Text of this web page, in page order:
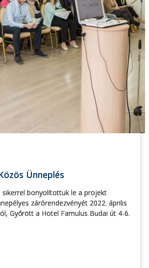
Ünneplés
sikerrel bonyolítottuk le a projekt
zárórendezvényét 2022. április
Győrött a Hotel Famulus Budai út 4-6.